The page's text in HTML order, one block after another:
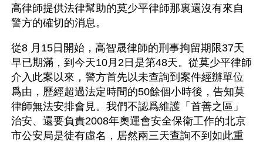
高律師提供法律幫助的莫少平律師那裏還沒有來自
警方的確切的消息。
從8 月15日開始，高智晟律師的刑事拘留期限37天
早已期滿，到今天10月2日是第48天。從莫少平律師
介入此案以來，警方首先以未查詢到案件經辦單位
爲由，歷經超過法定時間的50餘個小時後，告知莫
律師無法安排會見。我們不認爲維護「首善之區」
治安、還要負責2008年奧運會安全保衛工作的北京
市公安局是徒有虛名，居然兩三天查詢不到如此重